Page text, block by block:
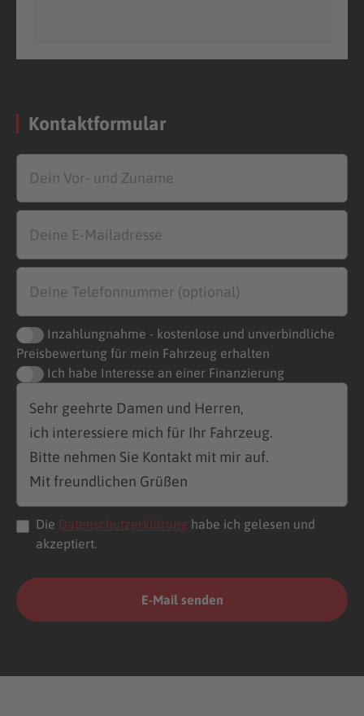
Kontaktformular
Inzahlungnahme - kostenlose und unverbindliche
Preisbewertung für mein Fahrzeug erhalten
Ich habe Interesse an einer Finanzierung
Die Datenschutzerklärung habe ich gelesen und
akzeptiert.